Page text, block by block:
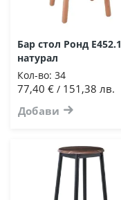
Бар стол Ронд Ε452.1
натурал
Кол-во: 34
77,40 € / 151,38 лв.
Добави